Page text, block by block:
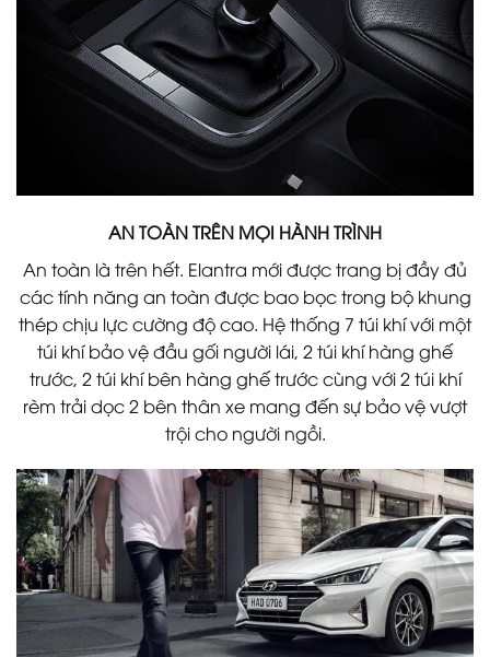
AN TOÀN TRÊN MỌI HÀNH TRÌNH
An toàn là trên hết. Elantra mới được trang bị đầy đủ
các tính năng an toàn được bao bọc trong bộ khung
thép chịu lực cường độ cao. Hệ thống 7 túi khí với một
túi khí bảo vệ đầu gối người lái, 2 túi khí hàng ghế
trước, 2 túi khí bên hàng ghế trước cùng với 2 túi khí
rèm trải dọc 2 bên thân xe mang đến sự bảo vệ vượt
trội cho người ngồi.